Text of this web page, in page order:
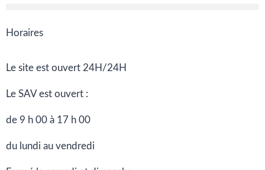
Horaires
Le site est ouvert 24H/24H
Le SAV est ouvert :
de 9 h 00 à 17 h 00
du lundi au vendredi